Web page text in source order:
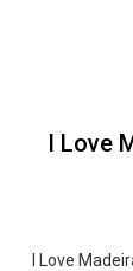
I Love
I Love